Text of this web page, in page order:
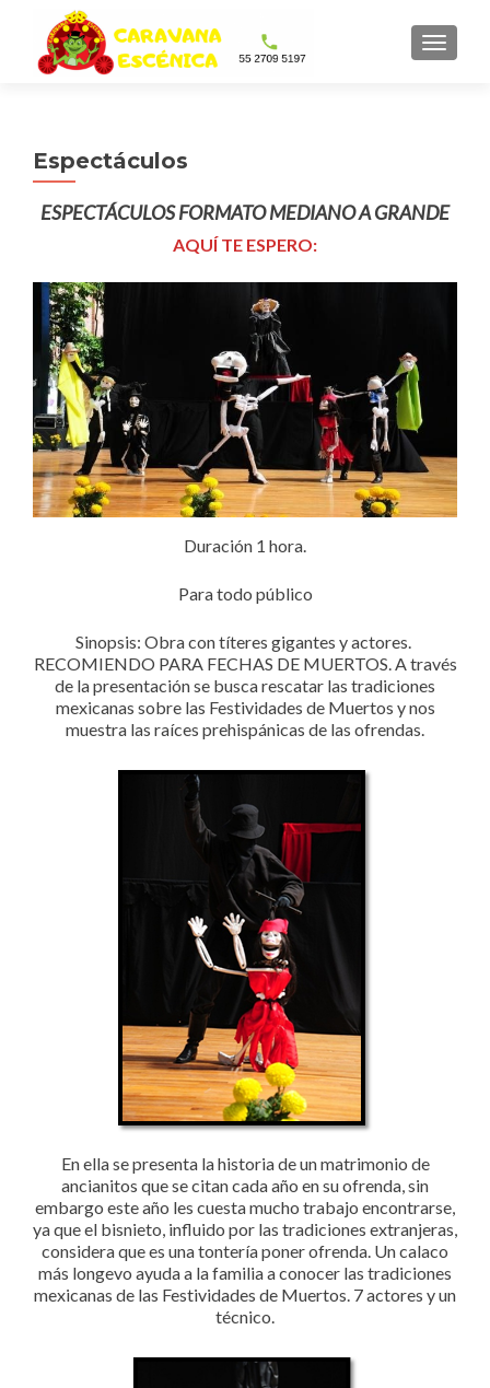
Espectáculos
ESPECTÁCULOS FORMATO MEDIANO A GRANDE
AQUÍ TE ESPERO:
Duración 1 hora.
Para todo público
Sinopsis: Obra con títeres gigantes y actores.
RECOMIENDO PARA FECHAS DE MUERTOS. A través
de la presentación se busca rescatar las tradiciones
mexicanas sobre las Festividades de Muertos y nos
muestra las raíces prehispánicas de las ofrendas.
En ella se presenta la historia de un matrimonio de
ancianitos que se citan cada año en su ofrenda, sin
embargo este año les cuesta mucho trabajo encontrarse,
ya que el bisnieto, influido por las tradiciones extranjeras,
considera que es una tontería poner ofrenda. Un calaco
más longevo ayuda a la familia a conocer las tradiciones
mexicanas de las Festividades de Muertos. 7 actores y un
técnico.